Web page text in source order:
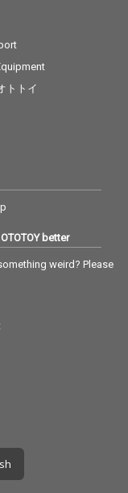
トトイ
better
weird? Please